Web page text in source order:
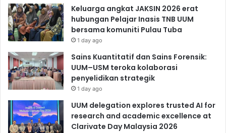
Keluarga angkat JAKSIN 2026 erat
hubungan Pelajar Inasis TNB UUM
bersama komuniti Pulau Tuba
1 day ago
Sains Kuantitatif dan Sains Forensik:
UUM–USM teroka kolaborasi
penyelidikan strategik
1 day ago
UUM delegation explores trusted AI for
research and academic excellence at
Clarivate Day Malaysia 2026